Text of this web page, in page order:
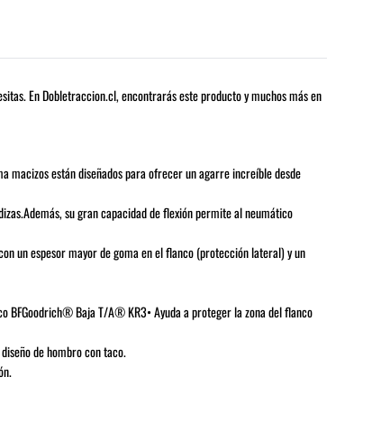
En Dobletraccion.cl, encontrarás este producto y muchos más en
macizos están diseñados para ofrecer un agarre increíble desde
su gran capacidad de flexión permite al neumático
un espesor mayor de goma en el flanco (protección lateral) y un
BFGoodrich® Baja T/A® KR3• Ayuda a proteger la zona del flanco
de hombro con taco.